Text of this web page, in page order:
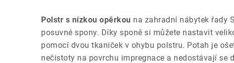
Polstr s nízkou opěrkou na zahradní nábytek řady
posuvné spony. Díky sponě si můžete nastavit
pomocí dvou tkaniček v ohybu polstru. Potah je
nečistoty na povrchu impregnace a nedostávají se